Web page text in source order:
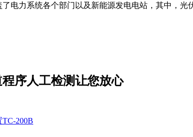
了电力系统各个部门以及新能源发电电站，其中，
序人工检测让您放心
200B